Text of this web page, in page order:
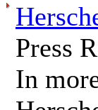
Press
In